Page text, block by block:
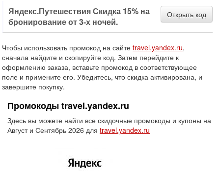
Яндекс.Путешествия Скидка 15% на
бронирование от 3-х ночей.
Открыть код
Чтобы использовать промокод на сайте travel.yandex.ru,
сначала найдите и скопируйте код. Затем перейдите к
оформлению заказа, вставьте промокод в соответствующее
поле и примените его. Убедитесь, что скидка активирована, и
завершите покупку.
Промокоды travel.yandex.ru
Здесь вы можете найти все скидочные промокоды и купоны на
Август и Сентябрь 2026 для travel.yandex.ru